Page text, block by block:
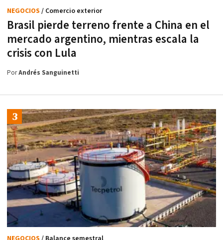
Brasil pierde terreno frente a China en el
mercado argentino, mientras escala la
crisis con Lula
NEGOCIOS / Comercio exterior
PorAndrés Sanguinetti